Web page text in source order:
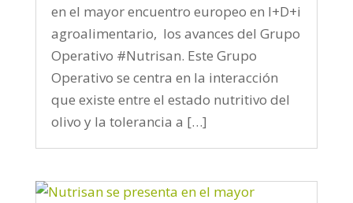
en el mayor encuentro europeo en I+D+i
agroalimentario, los avances del Grupo
Operativo #Nutrisan. Este Grupo
Operativo se centra en la interacción
que existe entre el estado nutritivo del
olivo y la tolerancia a […]